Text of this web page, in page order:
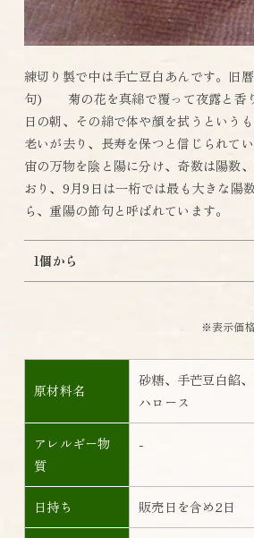
練切り製で中は手亡豆白あんです。旧
句) 菊の花を真綿で覆って夜露と香
日の朝、その綿で体や顔を拭うという
老いが去り、長寿を保つと信じられて
宙の万物を陰と陽に分け、奇数は陽数
おり、9月9日は一桁では最も大きな陽
ら、重陽の節句と呼ばれています。
1個から
※表示価
原材料名
砂糖、手芒豆白餡
ハロース
アレルギー物
質
-
日持ち 販売日を含め2日